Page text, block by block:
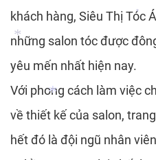
*
*
*
*
khách hàng, Siêu Thị Tóc
những salon tóc được
yêu mến nhất hiện nay.
Với phong cách làm việc
về thiết kế của salon,
hết đó là đội ngũ nhân